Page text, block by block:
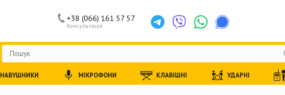
Консультація
+38 (066) 161 57 57
НАВУШНИКИ МІКРОФОНИ КЛАВІШНІ УДАРНІ